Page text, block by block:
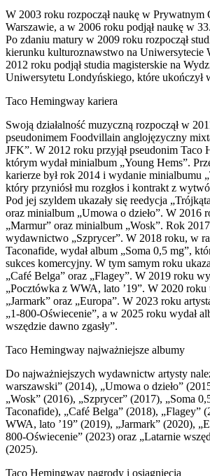
W 2003 roku rozpoczął naukę w Prywatnym
Warszawie, a w 2006 roku podjął naukę w
Po zdaniu matury w 2009 roku rozpoczął
kierunku kulturoznawstwo na Uniwersytecie
2012 roku podjął studia magisterskie na
Uniwersytetu Londyńskiego, które ukończył
Taco Hemingway kariera
Swoją działalność muzyczną rozpoczął w
pseudonimem Foodvillain anglojęzyczny
JFK”. W 2012 roku przyjął pseudonim Taco
którym wydał minialbum „Young Hems”.
karierze był rok 2014 i wydanie minialbumu
który przyniósł mu rozgłos i kontrakt z
Pod jej szyldem ukazały się reedycja
oraz minialbum „Umowa o dzieło”. W 2016
„Marmur” oraz minialbum „Wosk”. Rok
wydawnictwo „Szprycer”. W 2018 roku, w
Taconafide, wydał album „Soma 0,5 mg”,
sukces komercyjny. W tym samym roku
„Café Belga” oraz „Flagey”. W 2019 roku
„Pocztówka z WWA, lato ’19”. W 2020 roku
„Jarmark” oraz „Europa”. W 2023 roku
„1-800-Oświecenie”, a w 2025 roku wydał
wszędzie dawno zgasły”.
Taco Hemingway najważniejsze albumy
Do najważniejszych wydawnictw artysty
warszawski” (2014), „Umowa o dzieło”
„Wosk” (2016), „Szprycer” (2017), „Soma
Taconafide), „Café Belga” (2018), „Flagey”
WWA, lato ’19” (2019), „Jarmark” (2020),
800-Oświecenie” (2023) oraz „Latarnie
(2025).
Taco Hemingway nagrody i osiągnięcia